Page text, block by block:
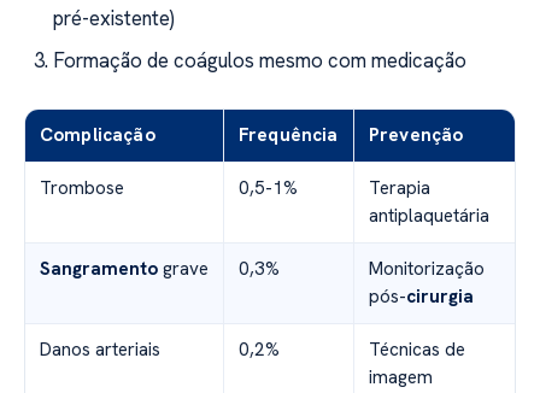
pré-existente)
Formação de coágulos mesmo com medicação
Complicação Frequência Prevenção
Trombose 0,5-1%
Terapia
antiplaquetária
Sangramento grave 0,3%
Monitorização
pós-cirurgia
Danos arteriais 0,2%
Técnicas de
imagem